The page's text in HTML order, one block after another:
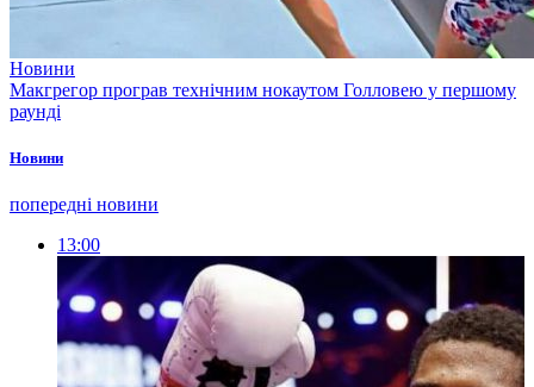
Новини
Макгрегор програв технічним нокаутом Голловею у першому
раунді
Новини
попередні новини
13:00